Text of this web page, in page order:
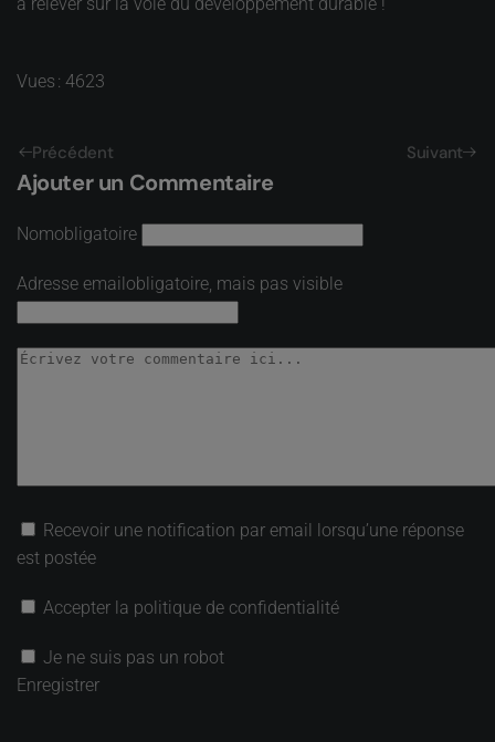
Vues : 4623
Précédent Suivant
Ajouter un Commentaire
Nomobligatoire
Adresse emailobligatoire, mais pas visible
Recevoir une notification par email lorsqu’une réponse
est postée
Accepter la politique de confidentialité
Je ne suis pas un robot
Enregistrer